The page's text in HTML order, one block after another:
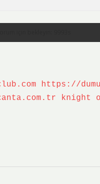
https://
knight